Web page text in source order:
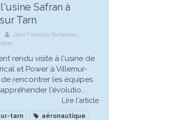
Safran à
Tarn
Jean François Portarrieu
rendu visite à l'usine de
et Power à Villemur-
de rencontrer les équipes
l'évolutio...
Lire l'article
tarn
aéronautique